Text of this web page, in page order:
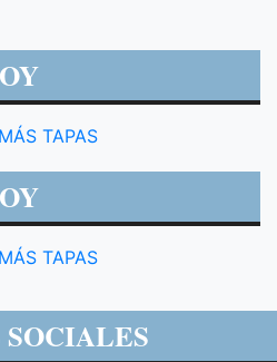
TAPAS
TAPAS
SOCIALES